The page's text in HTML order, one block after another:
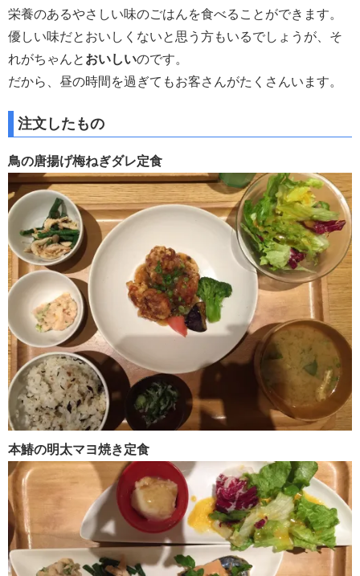
栄養のあるやさしい味のごはんを食べることができます。
優しい味だとおいしくないと思う方もいるでしょうが、そ
れがちゃんと おいしいのです。
だから、昼の時間を過ぎてもお客さんがたくさんいます。
注文したもの
鳥の唐揚げ梅ねぎダレ定食
本鰆の明太マヨ焼き定食